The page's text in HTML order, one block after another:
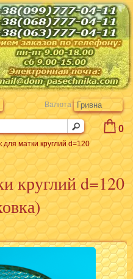
0
Валюта Гривна
для матки круглий d=120
круглий d=120